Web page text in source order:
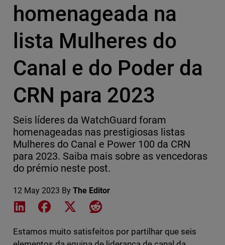
homenageada na
lista Mulheres do
Canal e do Poder da
CRN para 2023
Seis líderes da WatchGuard foram
homenageadas nas prestigiosas listas
Mulheres do Canal e Power 100 da CRN
para 2023. Saiba mais sobre as vencedoras
do prémio neste post.
12 May 2023 By The Editor
Share on LinkedIn
Share on Facebook
Share on XShare on Reddit
Estamos muito satisfeitos por partilhar que seis